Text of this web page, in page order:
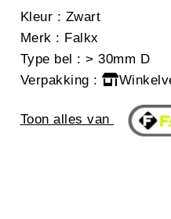
Kleur : Zwart
Merk : Falkx
Type bel : > 30mm D
Verpakking :
Toon alles van